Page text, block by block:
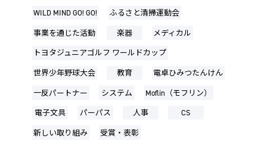
WILD MIND GO! GO!
ふるさと清掃運動会
事業を通じた活動
楽器
メディカル
トヨタジュニアゴルフ ワールドカップ
世界少年野球大会
教育
電卓ひみつたんけん
一反パートナー
システム
Moflin（モフリン）
電子文具
パーパス 人事
CS
新しい取り組み
受賞・表彰